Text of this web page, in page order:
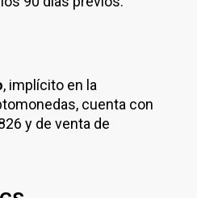
, implícito en la
cuenta con
y de venta de